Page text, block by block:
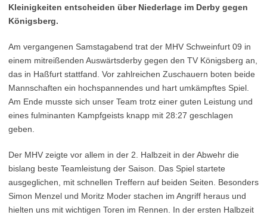
Kleinigkeiten entscheiden über Niederlage im Derby gegen
Königsberg.
Am vergangenen Samstagabend trat der MHV Schweinfurt 09 in
einem mitreißenden Auswärtsderby gegen den TV Königsberg an,
das in Haßfurt stattfand. Vor zahlreichen Zuschauern boten beide
Mannschaften ein hochspannendes und hart umkämpftes Spiel.
Am Ende musste sich unser Team trotz einer guten Leistung und
eines fulminanten Kampfgeists knapp mit 28:27 geschlagen
geben.
Der MHV zeigte vor allem in der 2. Halbzeit in der Abwehr die
bislang beste Teamleistung der Saison. Das Spiel startete
ausgeglichen, mit schnellen Treffern auf beiden Seiten. Besonders
Simon Menzel und Moritz Moder stachen im Angriff heraus und
hielten uns mit wichtigen Toren im Rennen. In der ersten Halbzeit